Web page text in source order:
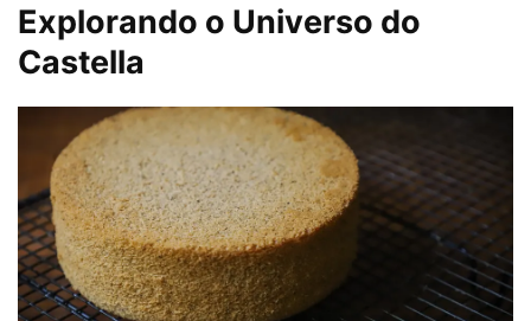
Explorando o Universo do
Castella